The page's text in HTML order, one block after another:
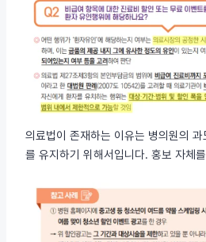
의료법이 존재하는 이유는 병의원의
를 유지하기 위해서입니다. 홍보 자체